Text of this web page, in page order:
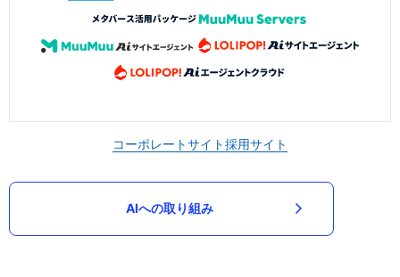
コーポレートサイト採用サイト
AIへの取り組み